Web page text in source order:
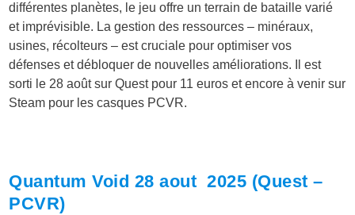
différentes planètes, le jeu offre un terrain de bataille varié
et imprévisible. La gestion des ressources – minéraux,
usines, récolteurs – est cruciale pour optimiser vos
défenses et débloquer de nouvelles améliorations. Il est
sorti le 28 août sur Quest pour 11 euros et encore à venir sur
Steam pour les casques PCVR.
Quantum Void 28 aout 2025 (Quest –
PCVR)